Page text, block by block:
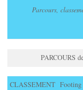
Parcours,
PARCOURS
CLASSEMENT